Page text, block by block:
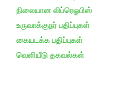
நிலையான லிப்ரெஓபிஸ்
உருவாக்குநர் பதிப்புகள்
கையடக்க பதிப்புகள்
வெளியீடு தகவல்கள்